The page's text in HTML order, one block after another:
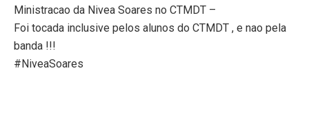
Ministracao da Nivea Soares no CTMDT –
Foi tocada inclusive pelos alunos do CTMDT , e nao pela
banda !!!
#NiveaSoares